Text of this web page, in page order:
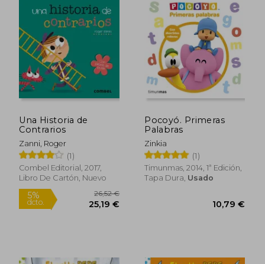
5%
dcto. 24,53 € dcto.
Rápido
Una Historia de
Contrarios
Zanni, Roger
(1)
Combel Editorial, 2017,
Libro De Cartón, Nuevo
Pocoyó. Primeras
Palabras
Zinkia
(1)
Timunmas, 2014, 1ª Edición,
Tapa Dura, Usado